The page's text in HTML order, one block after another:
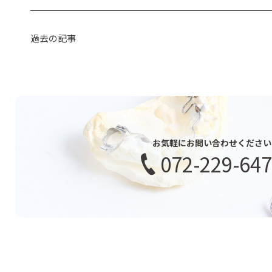
過去の記事
お気軽にお問い合わせください
072-229-